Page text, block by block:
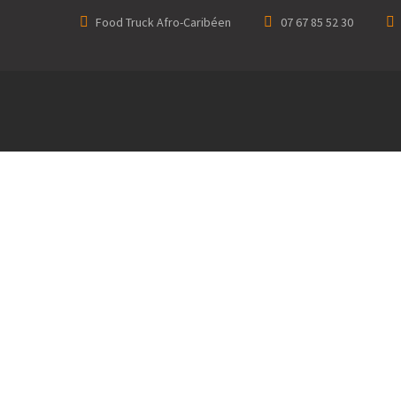
Food Truck Afro-Caribéen 07 67 85 52 30